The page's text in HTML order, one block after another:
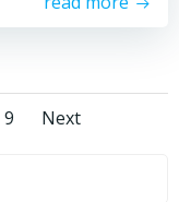
Страница
9 Next